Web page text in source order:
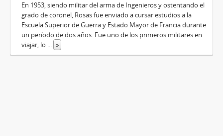
En 1953, siendo militar del arma de Ingenieros y ostentando el
grado de coronel, Rosas fue enviado a cursar estudios a la
Escuela Superior de Guerra y Estado Mayor de Francia durante
un período de dos años. Fue uno de los primeros militares en
viajar, lo ... »